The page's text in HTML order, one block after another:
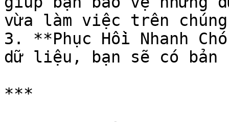
vừa làm việc trên
3. **Phục Hồi Nhanh
dữ liệu, bạn sẽ có bản
***